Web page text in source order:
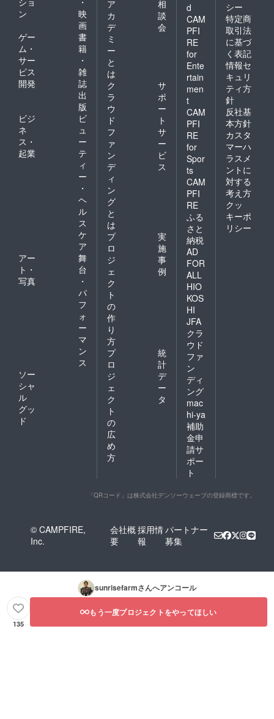
ン
映
画
ゲー
ム・
サー
ビス
開発
書
籍
・
雑
誌
出
版
ビジ
ネ
ス・
起業
ビ
ュ
ー
テ
ィ
ー
・
ヘ
ル
ス
ケ
ア
アー
ト・
写真
舞
台
・
パ
フ
ォ
ー
マ
ン
ス
ソー
シャ
ル
グッ
ド
ア
カ
デ
ミ
ー
と
は
相
談
会
ク
ラ
ウ
ド
フ
ァ
ン
デ
ィ
ン
グ
と
は
サ
ポ
ー
ト
サ
ー
ビ
ス
プ
ロ
ジ
ェ
ク
ト
の
作
り
方
実
施
事
例
プ
ロ
ジ
ェ
ク
ト
の
広
め
方
統
計
デ
ー
タ
d
CAM
PFI
RE
for
Ente
rtain
men
t
CAM
PFI
RE
for
Spor
ts
CAM
PFI
RE
ふる
さと
納税
AD
FOR
ALL
HIO
KOS
HI
JFA
クラ
ウド
ファ
ン
ディ
ング
mac
hi-ya
補助
金申
請サ
ポー
ト
シー
特定商
取引法
に基づ
く表記
情報セ
キュリ
ティ方
針
反社基
本方針
カスタ
マーハ
ラスメ
ントに
対する
考え方
クッ
キーポ
リシー
「QRコード」は株式会社デンソーウェーブの登録商標です。
© CAMPFIRE,
Inc.
会社概
要
採用情
報
パートナー
募集
sunrisefarmさんへアンコール
135
もう一度プロジェクトをやってほしい